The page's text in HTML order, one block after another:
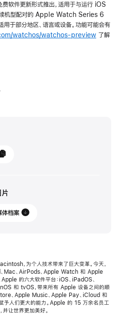
软件更新形式推出，适用于与运行 iOS
机型配对的 Apple Watch Series 6
用于部分地区、语言或设备。功能可能会有
watchos/watchos-preview了解
体档案
，为个人技术带来了巨大变革。今天，
Mac、AirPods、Apple Watch 和 Apple
的六大软件平台：iOS、iPadOS、
和 tvOS，带来所有 Apple 设备之间的顺
、Apple Music、Apple Pay、iCloud 和
人们更大的能力。Apple 的 15 万余名员工
并让世界更加美好。